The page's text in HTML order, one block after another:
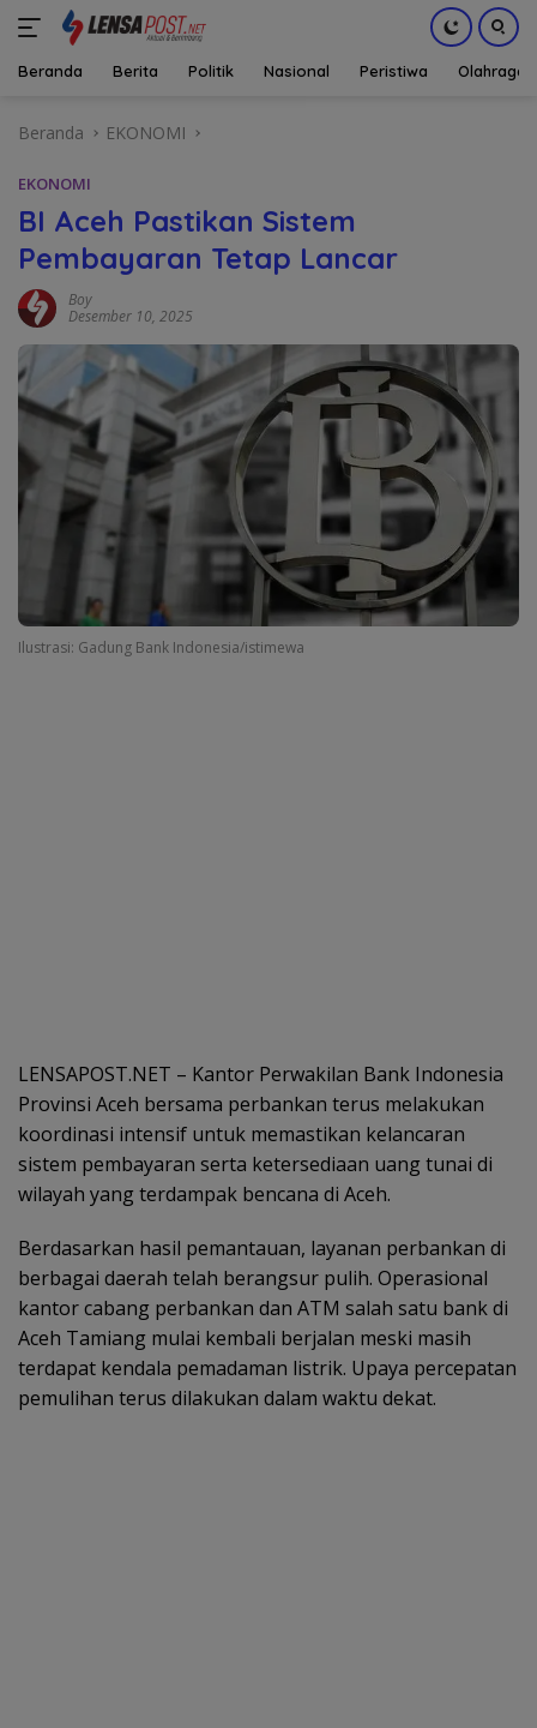
Beranda Berita Politik Nasional Peristiwa Olahraga
Beranda EKONOMI
EKONOMI
BI Aceh Pastikan Sistem
Pembayaran Tetap Lancar
Boy
Desember 10, 2025
Ilustrasi: Gadung Bank Indonesia/istimewa
LENSAPOST.NET – Kantor Perwakilan Bank Indonesia
Provinsi Aceh bersama perbankan terus melakukan
koordinasi intensif untuk memastikan kelancaran
sistem pembayaran serta ketersediaan uang tunai di
wilayah yang terdampak bencana di Aceh.
Berdasarkan hasil pemantauan, layanan perbankan di
berbagai daerah telah berangsur pulih. Operasional
kantor cabang perbankan dan ATM salah satu bank di
Aceh Tamiang mulai kembali berjalan meski masih
terdapat kendala pemadaman listrik. Upaya percepatan
pemulihan terus dilakukan dalam waktu dekat.